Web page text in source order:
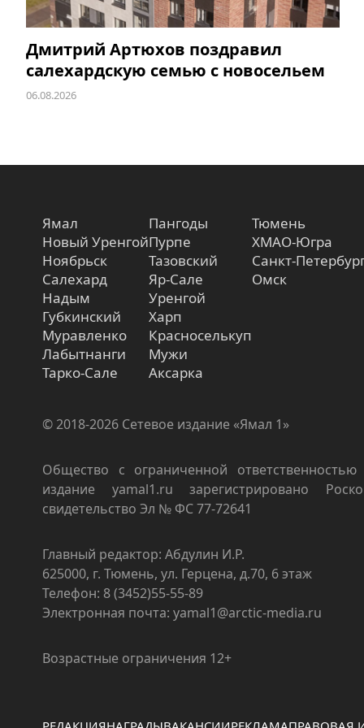
Дмитрий Артюхов поздравил
салехардскую семью с новосельем
06.08.2026
Ямал
Новый Уренгой
Ноябрьск
Салехард
Надым
Губкинский
Муравленко
Лабытнанги
Тарко-Сале
Пангоды
Пурпе
Тазовский
Яр-Сале
Уренгой
Харп
Красноселькуп
Мужи
Аксарка
Тюмень
ХМАО-Югра
Санкт-
Омск
© 2018-2026 Сетевое издание «Ямал 1»
Общество с ограниченной
издание yamal1.ru зарегистрировано
свидетельство Эл № ФС 77-72641
Главный редактор: Абдулин И.Р.
625000, г. Тюмень, ул. Герцена, д.70, 6 этаж
Телефон: 8 (3452)55-55-89
Электронная почта: yamal1@arctic-media.ru
Возрастные ограничения 12+